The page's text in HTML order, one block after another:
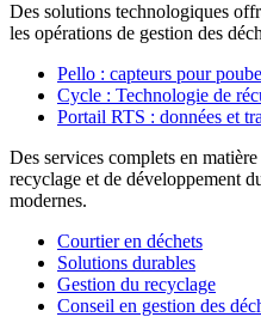
Des solutions technologiques
les opérations de gestion des
Pello : capteurs pour
Cycle : Technologie de
Portail RTS : données et
Des services complets en
recyclage et de développement
modernes.
Courtier en déchets
Solutions durables
Gestion du recyclage
Conseil en gestion des